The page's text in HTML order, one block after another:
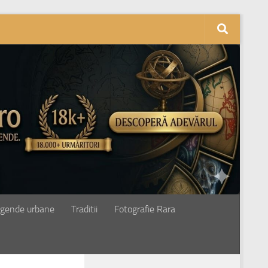
urbane Traditii Fotografie Rara